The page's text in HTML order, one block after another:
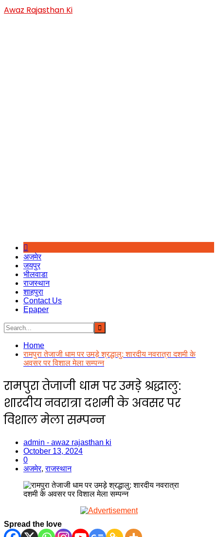
Skip
to
Awaz Rajasthan Ki
अजमेर
जयपुर
भीलवाडा
राजस्थान
शाहपुरा
Contact Us
Epaper
Home
रामपुरा तेजाजी धाम पर उमड़े श्रद्धालु: शारदीय नवरात्रा दशमी के
अवसर पर विशाल मेला सम्पन्न
रामपुरा तेजाजी धाम पर उमड़े श्रद्धालु:
शारदीय नवरात्रा दशमी के अवसर पर
विशाल मेला सम्पन्न
admin - awaz rajasthan ki
October 13, 2024
0
अजमेर,राजस्थान
Spread the love